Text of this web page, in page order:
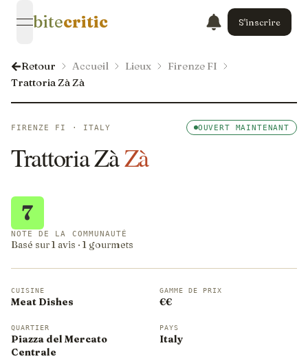
open navigation menu
bitecritic S'inscrire
Retour Accueil Lieux
Firenze FI
Trattoria Zà Zà
FIRENZE FI · ITALY OUVERT MAINTENANT
Trattoria ZàZà
7
NOTE DE LA COMMUNAUTÉ
Basé sur 1 avis · 1 gourmets
CUISINE
Meat Dishes
GAMME DE PRIX
€€
QUARTIER
Piazza del Mercato
Centrale
PAYS
Italy